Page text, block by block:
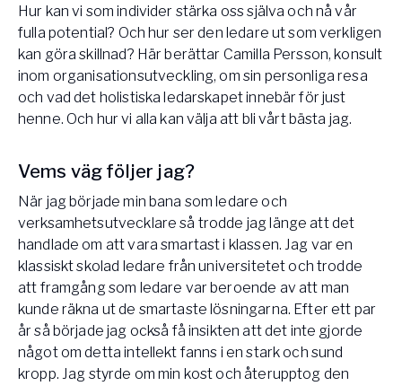
Vården – Yogobe Health & Care
Så stöttar Yogobe patienter, förskrivare och sjukvården
FaR
Fysisk aktivitet på recept
Företag
Stöd till arbetsgivare, försäkringsbolag & organisationer
Arbetsgivare
Pausa Smart
Yogobe för yogalärare
Hotell & Konferens
Hur kan vi som individer stärka oss själva och nå vår
fulla potential? Och hur ser den ledare ut som verkligen
kan göra skillnad? Här berättar Camilla Persson, konsult
inom organisationsutveckling, om sin personliga resa
och vad det holistiska ledarskapet innebär för just
henne. Och hur vi alla kan välja att bli vårt bästa jag. ​
​​Vems väg följer jag?
När jag började min bana som ledare och
verksamhetsutvecklare så trodde jag länge att det
handlade om att vara smartast i klassen. Jag var en
klassiskt skolad ledare från universitetet och trodde
att framgång som ledare var beroende av att man
kunde räkna ut de smartaste lösningarna. Efter ett par
år så började jag också få insikten att det inte gjorde
något om detta intellekt fanns i en stark och sund
kropp. Jag styrde om min kost och återupptog den